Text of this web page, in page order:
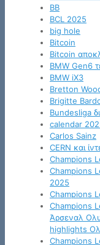
BB
BCL 2025
big hole
Bitcoin
Bitcoin
BMW Gen6
BMW iX3
Bretton
Brigitte
Bundesliga
calendar
Carlos Sainz
CERN και
Champions
Champions
2025
Champions
Champions
Άρσεναλ
highlights
Champions